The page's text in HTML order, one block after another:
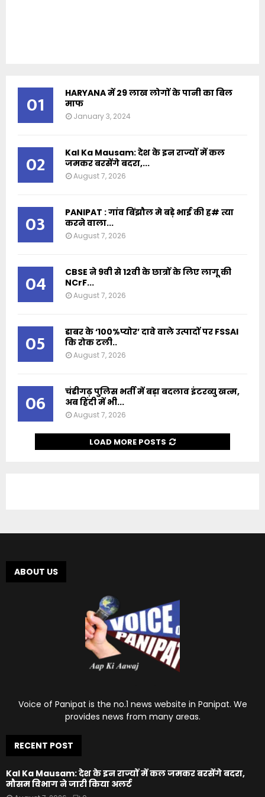
01
HARYANA में 29 लाख लोगों के पानी का बिल
माफ
January 3, 2024
02
Kal Ka Mausam: देश के इन राज्यों में कल
जमकर बरसेंगे बदरा,...
August 7, 2026
03
PANIPAT : गांव बिंझौल मे बड़े भाई की ह# त्या
करने वाला...
August 7, 2026
04
CBSE ने 9वी से 12वी के छात्रों के लिए लागू की
NCrF...
August 7, 2026
05
डाबर के ‘100%प्योर’ दावे वाले उत्पादों पर FSSAI
कि रोक टली..
August 7, 2026
06
चंडीगढ़ पुलिस भर्ती में बड़ा बदलाव इंटरव्यु खत्म,
अब हिंदी में भी...
August 7, 2026
LOAD MORE POSTS
ABOUT US
Voice of Panipat is the no.1 news website in Panipat. We
provides news from many areas.
RECENT POST
Kal Ka Mausam: देश के इन राज्यों में कल जमकर बरसेंगे बदरा,
मौसम विभाग ने जारी किया अलर्ट